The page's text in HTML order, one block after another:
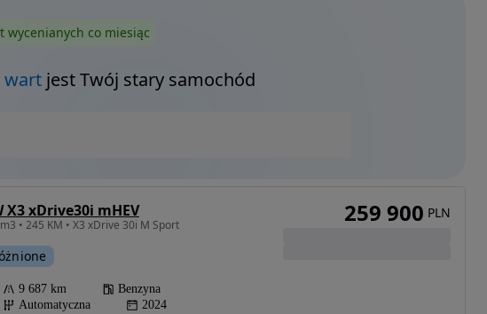
wycenianych co miesiąc
wartjest Twój stary samochód
X3 xDrive30i mHEV
• 245 KM • X3 xDrive 30i M Sport
9 687 km
Benzyna
Automatyczna
2024
259 900 PLN